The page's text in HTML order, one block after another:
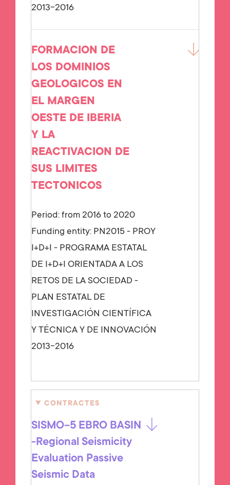
2013-2016
FORMACION DE
LOS DOMINIOS
GEOLOGICOS EN
EL MARGEN
OESTE DE IBERIA
Y LA
REACTIVACION DE
SUS LIMITES
TECTONICOS
Period: from 2016 to 2020
Funding entity: PN2015 - PROY
I+D+I - PROGRAMA ESTATAL
DE I+D+I ORIENTADA A LOS
RETOS DE LA SOCIEDAD -
PLAN ESTATAL DE
INVESTIGACIÓN CIENTÍFICA
Y TÉCNICA Y DE INNOVACIÓN
2013-2016
CONTRACTES
SISMO-5 EBRO BASIN
-Regional Seismicity
Evaluation Passive
Seismic Data